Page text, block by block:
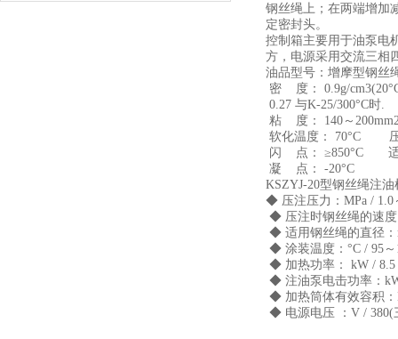
钢丝绳上；在两端增加
定密封头。
控制箱主要用于油泵电
方，电源采用交流三相
油品型号：增摩型钢丝
密 度： 0.9g/
0.27 与K-25/300°C时.
粘 度： 140～
软化温度： 70°C 压
闪 点： ≥850°C 适
凝 点： -20°C 涂
KSZYJ-20型钢丝绳注
◆ 压注压力：MPa / 1.0
◆ 压注时钢丝绳的速度
◆ 适用钢丝绳的直径：
◆ 涂装温度：°C / 95～
◆ 加热功率： kW / 8.5
◆ 注油泵电击功率：
◆ 加热筒体有效容积：
◆ 电源电压 ：V / 380(